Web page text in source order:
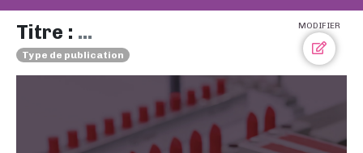
MODIFIER
Titre : ...
Type de publication